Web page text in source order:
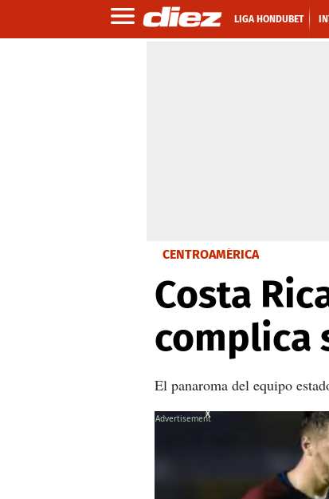
LIGA HONDUBET
CENTROAMÉRICA
Costa
complica
El panaroma del equipo
X
X